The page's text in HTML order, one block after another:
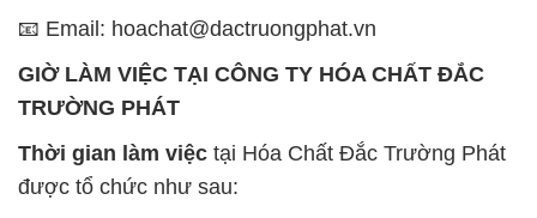
📧 Email: hoachat@dactruongphat.vn
GIỜ LÀM VIỆC TẠI CÔNG TY HÓA CHẤT ĐẮC
TRƯỜNG PHÁT
Thời gian làm việc tại Hóa Chất Đắc Trường Phát
được tổ chức như sau: